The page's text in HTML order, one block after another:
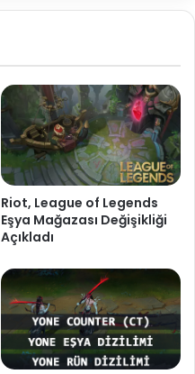
Riot, League of Legends
Eşya Mağazası Değişikliği
Açıkladı